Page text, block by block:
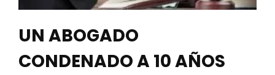
UN ABOGADO
CONDENADO A 10 AÑOS